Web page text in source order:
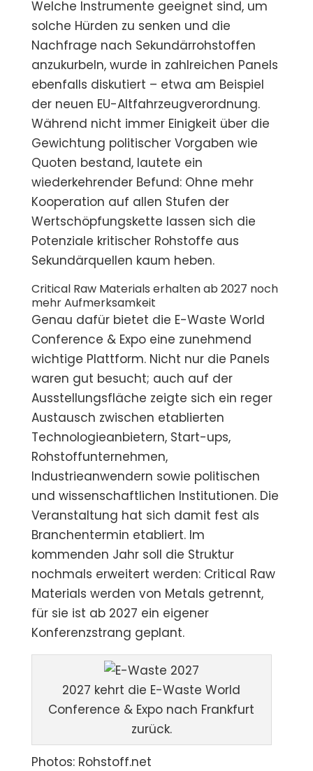
Welche Instrumente geeignet sind, um
solche Hürden zu senken und die
Nachfrage nach Sekundärrohstoffen
anzukurbeln, wurde in zahlreichen Panels
ebenfalls diskutiert – etwa am Beispiel
der neuen EU-Altfahrzeugverordnung.
Während nicht immer Einigkeit über die
Gewichtung politischer Vorgaben wie
Quoten bestand, lautete ein
wiederkehrender Befund: Ohne mehr
Kooperation auf allen Stufen der
Wertschöpfungskette lassen sich die
Potenziale kritischer Rohstoffe aus
Sekundärquellen kaum heben.
Critical Raw Materials erhalten ab 2027 noch
mehr Aufmerksamkeit
Genau dafür bietet die E-Waste World
Conference & Expo eine zunehmend
wichtige Plattform. Nicht nur die Panels
waren gut besucht; auch auf der
Ausstellungsfläche zeigte sich ein reger
Austausch zwischen etablierten
Technologieanbietern, Start-ups,
Rohstoffunternehmen,
Industrieanwendern sowie politischen
und wissenschaftlichen Institutionen. Die
Veranstaltung hat sich damit fest als
Branchentermin etabliert. Im
kommenden Jahr soll die Struktur
nochmals erweitert werden: Critical Raw
Materials werden von Metals getrennt,
für sie ist ab 2027 ein eigener
Konferenzstrang geplant.
2027 kehrt die E-Waste World
Conference & Expo nach Frankfurt
zurück.
Photos: Rohstoff.net